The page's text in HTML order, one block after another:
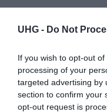
UHG - Do Not
If you wish to opt-out
processing of your
targeted advertising by
section to confirm your
opt-out request is
találat